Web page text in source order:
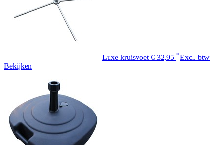
Luxe kruisvoet € 32,95 *Excl. btw
Bekijken